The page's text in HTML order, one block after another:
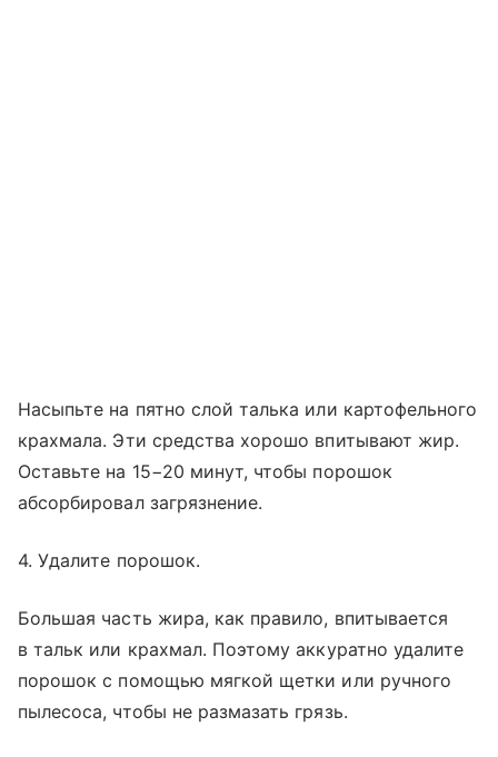
Насыпьте на пятно слой талька или картофельного
крахмала. Эти средства хорошо впитывают жир.
Оставьте на 15−20 минут, чтобы порошок
абсорбировал загрязнение.
4. Удалите порошок.
Большая часть жира, как правило, впитывается
в тальк или крахмал. Поэтому аккуратно удалите
порошок с помощью мягкой щетки или ручного
пылесоса, чтобы не размазать грязь.